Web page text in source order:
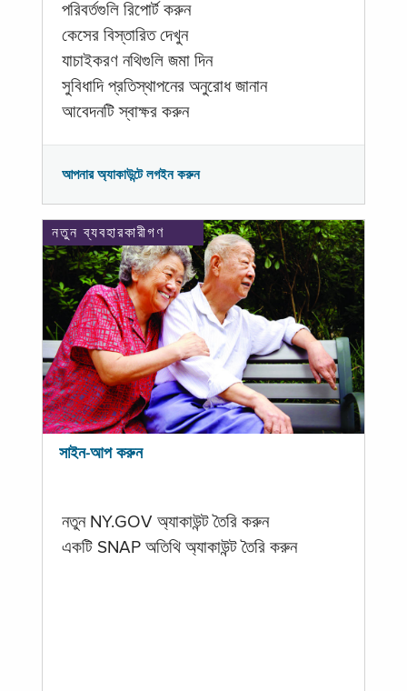
পরিবর্তগুলি রিপোর্ট করুন
কেসের বিস্তারিত দেখুন
যাচাইকরণ নথিগুলি জমা দিন
সুবিধাদি প্রতিস্থাপনের অনুরোধ জানান
আবেদনটি স্বাক্ষর করুন
আপনার অ্যাকাউন্টে লগইন করুন
নতুন ব্যবহারকারীগণ
সাইন-আপ করুন
নতুন NY.GOV অ্যাকাউন্ট তৈরি করুন
একটি SNAP অতিথি অ্যাকাউন্ট তৈরি করুন